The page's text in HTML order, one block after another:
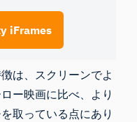
iFrames
は、スクリーンでよ
ー映画に比べ、より
取っている点にあり